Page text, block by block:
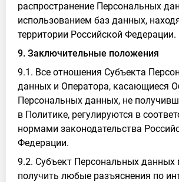
распространение Персональных
использованием баз данных,
территории Российской Федерации.
9. Заключительные положения
9.1. Все отношения Субъекта
данных и Оператора, касающиеся
Персональных данных, не
в Политике, регулируются в
нормами законодательства
Федерации.
9.2. Субъект Персональных данных
получить любые разъяснения по